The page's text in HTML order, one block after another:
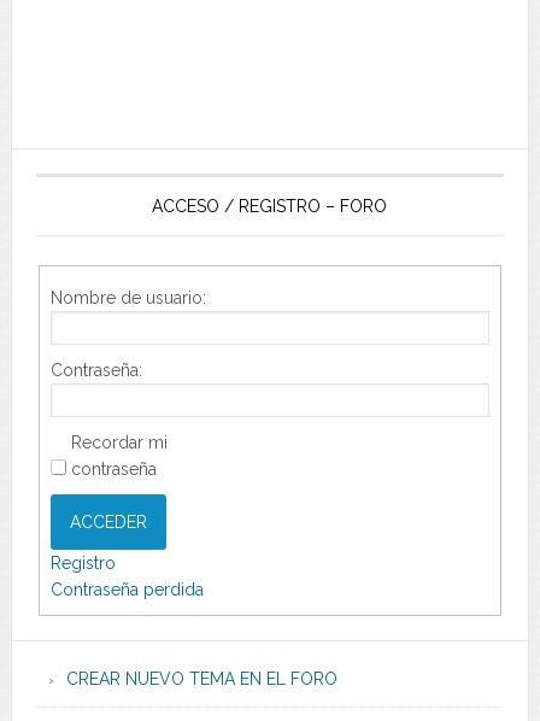
ACCESO / REGISTRO – FORO
Nombre de usuario:
Contraseña:
Recordar mi
contraseña
ACCEDER
Registro
Contraseña perdida
CREAR NUEVO TEMA EN EL FORO